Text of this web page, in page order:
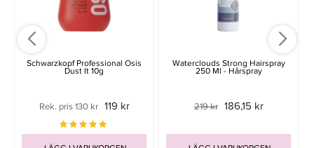
Schwarzkopf Professional Osis
Dust It 10g
Rek. pris 130 kr 119 kr
Waterclouds Strong Hairspray
250 Ml - Hårspray
219 kr 186,15 kr